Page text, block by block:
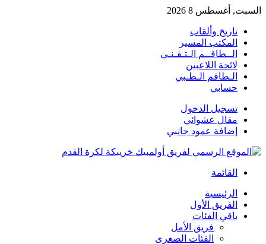
السبت, أغسطس 8 2026
تاريخ وألقاب
المكتب المسير
الــطاقــم الـتـقـنـي
لائحة اللاعبين
الـطاقم الـطـبي
حسابي
تسجيل الدخول
مقال عشوائي
إضافة عمود جانبي
القائمة
الرئيسية
الفريق الأول
باقي الفئات
فريق الأمل
الفئات الصغرى